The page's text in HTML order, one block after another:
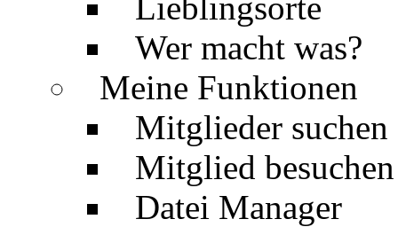
Wer macht was?
Meine Funktionen
Mitglieder suchen
Mitglied besuchen
Datei Manager